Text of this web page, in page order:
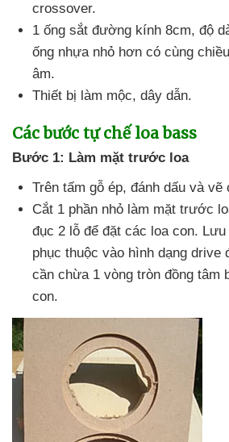
crossover.
1 ống sắt đường kính 8cm, độ
ống nhựa nhỏ hơn có cùng
âm.
Thiết bị làm mộc, dây dẫn.
Các bước tự chế loa bass
Bước 1: Làm mặt trước loa
Trên tấm gỗ ép, đánh dấu và vẽ
Cắt 1 phần nhỏ làm mặt trước
đục 2 lỗ để đặt các loa con. Lưu
phục thuộc vào hình dạng drive
cần chừa 1 vòng tròn đồng tâm
con.